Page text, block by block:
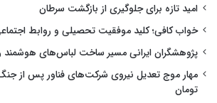
امید تازه برای جلوگیری از بازگشت سرطان
خواب کافی؛ کلید موفقیت تحصیلی و روابط
پژوهشگران ایرانی مسیر ساخت لباس‌های هوشمند
تومان